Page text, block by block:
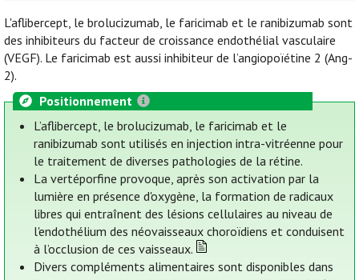
L'aflibercept, le brolucizumab, le faricimab et le ranibizumab sont
des inhibiteurs du facteur de croissance endothélial vasculaire
(VEGF). Le faricimab est aussi inhibiteur de l’angiopoïétine 2 (Ang-
2).
Positionnement
L’aflibercept, le brolucizumab, le faricimab et le
ranibizumab sont utilisés en injection intra-vitréenne pour
le traitement de diverses pathologies de la rétine.
La vertéporfine provoque, après son activation par la
lumière en présence d'oxygène, la formation de radicaux
libres qui entraînent des lésions cellulaires au niveau de
l'endothélium des néovaisseaux choroïdiens et conduisent
à l’occlusion de ces vaisseaux.
Divers compléments alimentaires sont disponibles dans